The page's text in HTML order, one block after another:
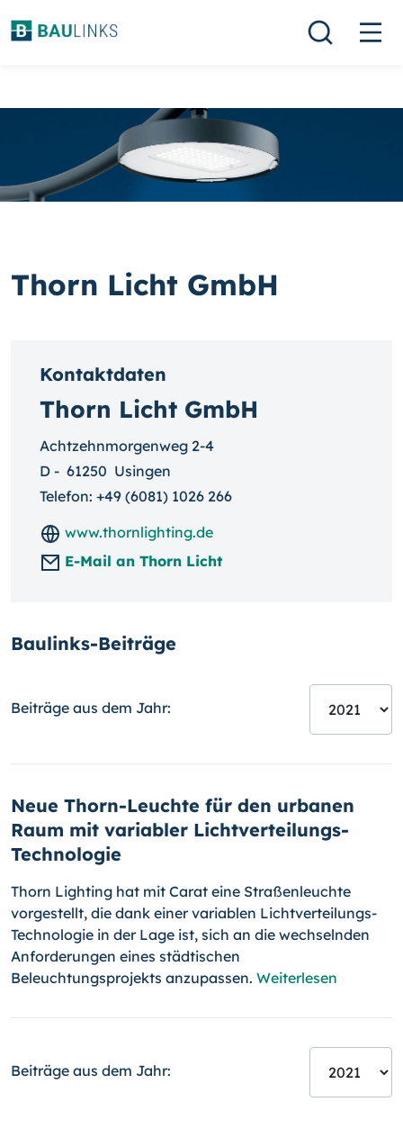
Thorn Licht GmbH
Kontaktdaten
Thorn Licht GmbH
Achtzehnmorgenweg 2-4
D - 61250 Usingen
Telefon: +49 (6081) 1026 266
www.thornlighting.de
E-Mail an Thorn Licht
Baulinks-Beiträge
Beiträge aus dem Jahr:
Neue Thorn-Leuchte für den urbanen
Raum mit variabler Lichtverteilungs-
Technologie
Thorn Lighting hat mit Carat eine Straßenleuchte
vorgestellt, die dank einer variablen Lichtverteilungs-
Technologie in der Lage ist, sich an die wechselnden
Anforderungen eines städtischen
Beleuchtungsprojekts anzupassen. Weiterlesen
Beiträge aus dem Jahr: